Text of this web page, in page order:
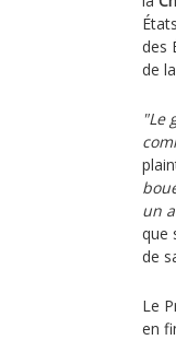
des
de
"Le
un
que
de
Le
en